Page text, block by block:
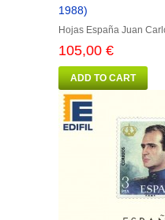
1988)
Hojas España Juan
105,00 €
ADD TO CART